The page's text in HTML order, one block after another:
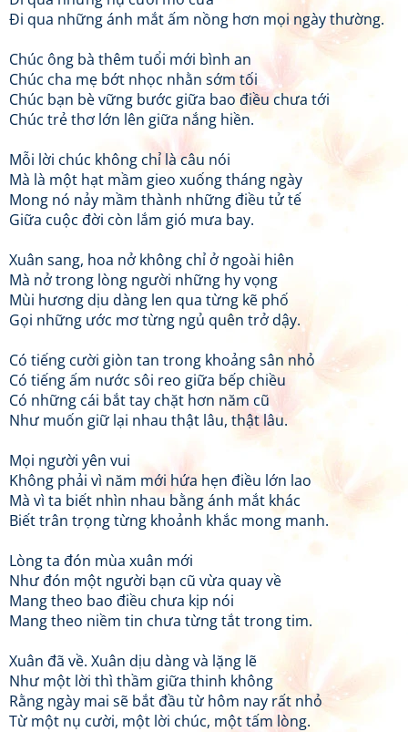
Đi qua những ánh mắt ấm nồng hơn mọi ngày thường.
Chúc ông bà thêm tuổi mới bình an
Chúc cha mẹ bớt nhọc nhằn sớm tối
Chúc bạn bè vững bước giữa bao điều chưa tới
Chúc trẻ thơ lớn lên giữa nắng hiền.
Mỗi lời chúc không chỉ là câu nói
Mà là một hạt mầm gieo xuống tháng ngày
Mong nó nảy mầm thành những điều tử tế
Giữa cuộc đời còn lắm gió mưa bay.
Xuân sang, hoa nở không chỉ ở ngoài hiên
Mà nở trong lòng người những hy vọng
Mùi hương dịu dàng len qua từng kẽ phố
Gọi những ước mơ từng ngủ quên trở dậy.
Có tiếng cười giòn tan trong khoảng sân nhỏ
Có tiếng ấm nước sôi reo giữa bếp chiều
Có những cái bắt tay chặt hơn năm cũ
Như muốn giữ lại nhau thật lâu, thật lâu.
Mọi người yên vui
Không phải vì năm mới hứa hẹn điều lớn lao
Mà vì ta biết nhìn nhau bằng ánh mắt khác
Biết trân trọng từng khoảnh khắc mong manh.
Lòng ta đón mùa xuân mới
Như đón một người bạn cũ vừa quay về
Mang theo bao điều chưa kịp nói
Mang theo niềm tin chưa từng tắt trong tim.
Xuân đã về. Xuân dịu dàng và lặng lẽ
Như một lời thì thầm giữa thinh không
Rằng ngày mai sẽ bắt đầu từ hôm nay rất nhỏ
Từ một nụ cười, một lời chúc, một tấm lòng.